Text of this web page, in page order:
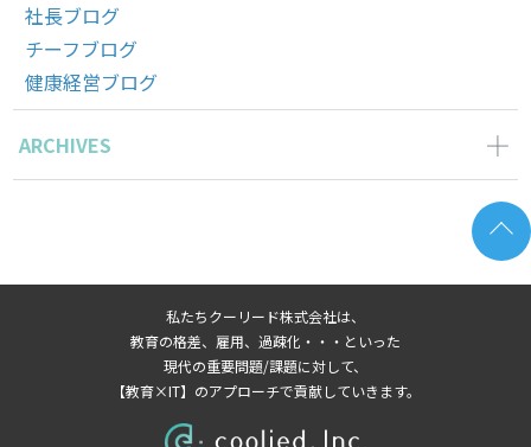
社長ブログ
チーフブログ
健康経営ブログ
ARCHIVES
2022年8月の記事一覧(1)
2022年7月の記事一覧(1)
2022年5月の記事一覧(3)
2022年4月の記事一覧(1)
私たちクーリード株式会社は、
教育の格差、雇用、過疎化・・・といった
現代の重要問題/課題に対して、
【教育×IT】のアプローチで貢献していきます。